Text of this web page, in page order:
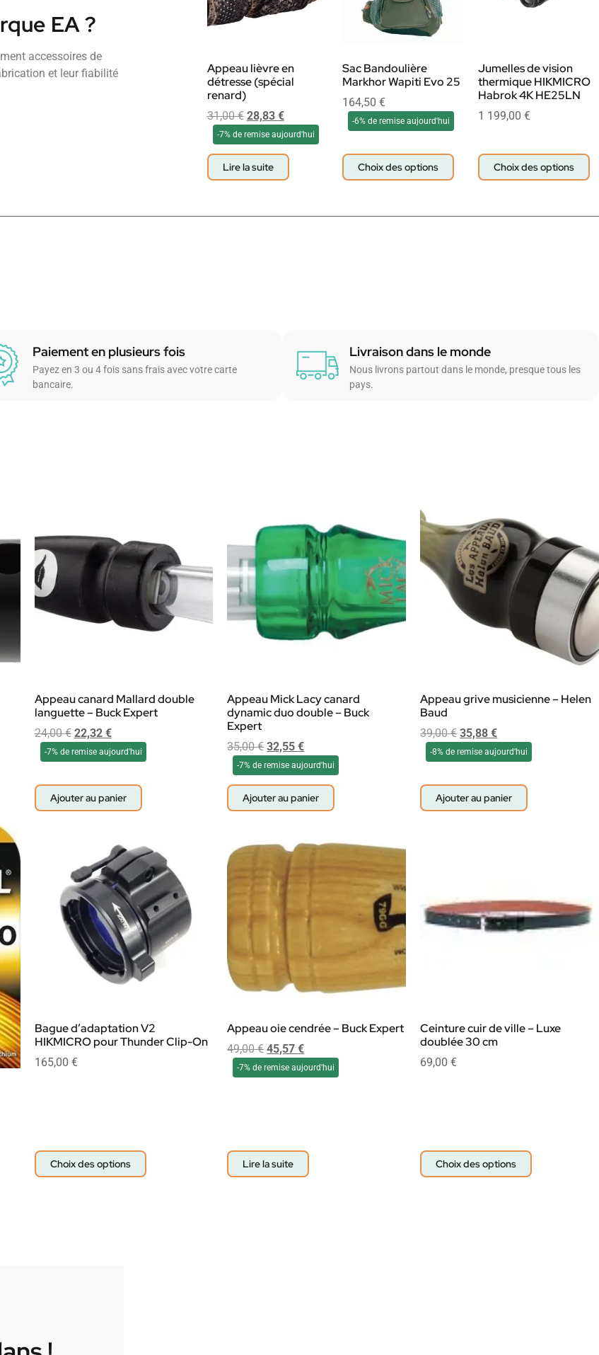
EA ?
accessoires de
et leur fiabilité
Appeau lièvre en
détresse (spécial
renard)
31,00€ 28,83 €
-7% de remise aujourd'hui
Lire la suite
Sac Bandoulière
Markhor Wapiti Evo 25
164,50€
-6% de remise aujourd'hui
Choix des options
Jumelles de vision
thermique HIKMICRO
Habrok 4K HE25LN
1 199,00 €
Choix des options
Paiement en plusieurs fois
Payez en 3 ou 4 fois sans frais avec votre carte
bancaire.
Livraison dans le monde
Nous livrons partout dans le monde, presque tous les
pays.
Appeau canard Mallard double
languette – Buck Expert
24,00€ 22,32 €
-7% de remise aujourd'hui
Ajouter au panier
Appeau Mick Lacy canard
dynamic duo double – Buck
Expert
35,00€ 32,55€
-7% de remise aujourd'hui
Ajouter au panier
Appeau grive musicienne – Helen
Baud
39,00€ 35,88€
-8% de remise aujourd'hui
Ajouter au panier
Bague d’adaptation V2
HIKMICRO pour Thunder Clip-On
165,00 €
Choix des options
Appeau oie cendrée – Buck Expert
49,00€ 45,57€
-7% de remise aujourd'hui
Lire la suite
Ceinture cuir de ville – Luxe
doublée 30 cm
69,00€
Choix des options